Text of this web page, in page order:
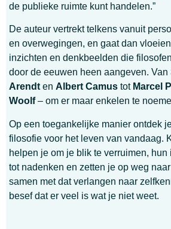
de publieke ruimte kunt handelen.”
De auteur vertrekt telkens vanuit
en overwegingen, en gaat dan
inzichten en denkbeelden die
door de eeuwen heen aangeven. Van
Arendt en Albert Camus tot Marcel
Woolf– om er maar enkelen te
Op een toegankelijke manier ontdek
filosofie voor het leven van vandaag.
helpen je om je blik te verruimen,
tot nadenken en zetten je op weg
samen met dat verlangen naar
besef dat er veel is wat je niet weet.